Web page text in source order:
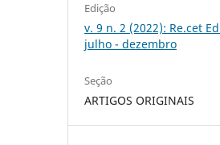
Edição
v. 9 n. 2 (2022): Re.cet
julho - dezembro
Seção
ARTIGOS ORIGINAIS